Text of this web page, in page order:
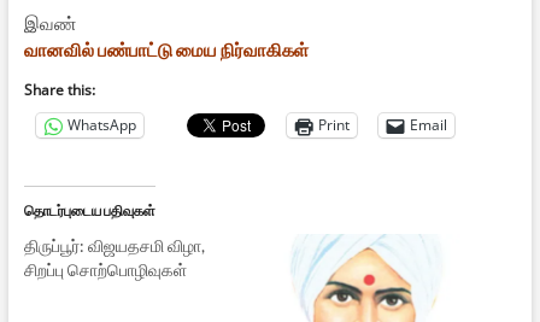
இவண்
வானவில் பண்பாட்டு மைய நிர்வாகிகள்
Share this:
WhatsApp
Print Email
தொடர்புடைய பதிவுகள்
திருப்பூர்: விஜயதசமி விழா,
சிறப்பு சொற்பொழிவுகள்